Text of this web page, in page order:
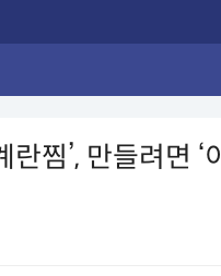
찜’, 만들려면 ‘이